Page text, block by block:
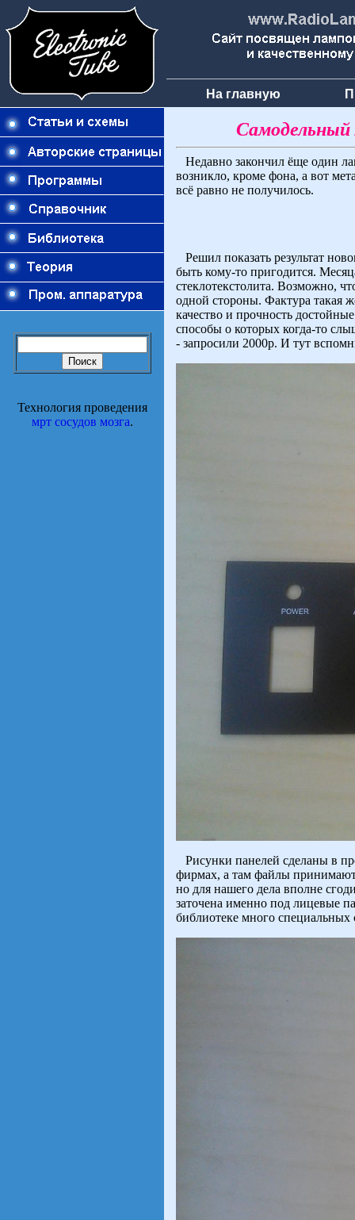
На главную
Технология проведения
мрт сосудов мозга.
Недавно закончил ёще один
возникло, кроме фона, а вот
всё равно не получилось.
Решил показать результат
быть кому-то пригодится.
стеклотекстолита. Возможно,
одной стороны. Фактура такая
качество и прочность
способы о которых когда-то
- запросили 2000р. И тут
Рисунки панелей сделаны в
фирмах, а там файлы
но для нашего дела вполне
заточена именно под лицевые
библиотеке много